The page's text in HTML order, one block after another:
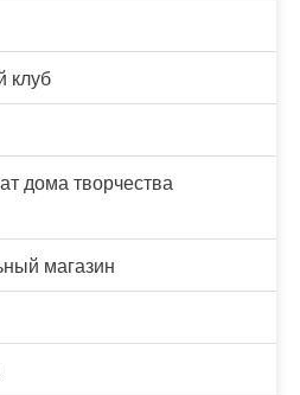
клуб
дома творчества
магазин